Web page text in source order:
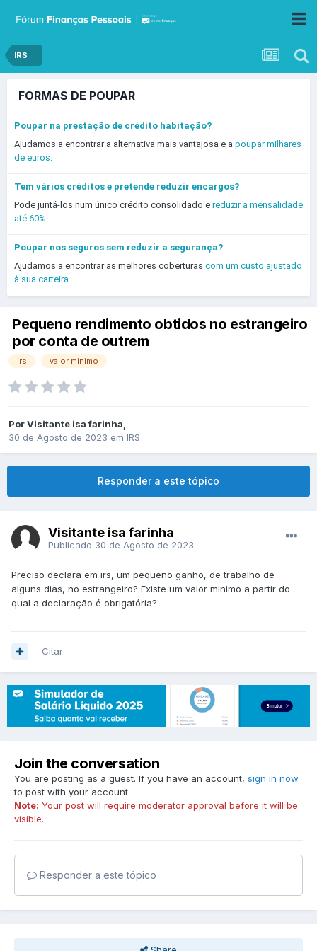
IRS
FORMAS DE POUPAR
Poupar na prestação de crédito habitação?
Ajudamos a encontrar a alternativa mais vantajosa e a poupar milhares
de euros.
Tem vários créditos e pretende reduzir encargos?
Pode juntá-los num único crédito consolidado e reduzir a mensalidade
até 60%.
Poupar nos seguros sem reduzir a segurança?
Ajudamos a encontrar as melhores coberturas com um custo ajustado
à sua carteira.
Pequeno rendimento obtidos no estrangeiro
por conta de outrem
irs valor minimo
PorVisitante isa farinha,
30 de Agosto de 2023 em IRS
Responder a este tópico
Visitante isa farinha
Publicado 30 de Agosto de 2023
Preciso declara em irs, um pequeno ganho, de trabalho de
alguns dias, no estrangeiro? Existe um valor minimo a partir do
qual a declaração é obrigatória?
Citar
Join the conversation
You are posting as a guest. If you have an account, sign in now
to post with your account.
Note: Your post will require moderator approval before it will be
visible.
Responder a este tópico